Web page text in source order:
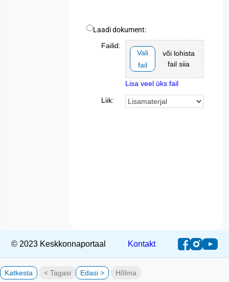
Laadi dokument:
Failid:
Vali
fail
või lohista
fail siia
Lisa veel üks fail
Liik:
© 2023 Keskkonnaportaal Kontakt